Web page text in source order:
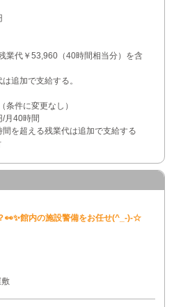
業代￥53,960（40時間相当分）を含
追加で支給する。
件に変更なし）
月40時間
を超える残業代は追加で支給する
👀✨館内の施設警備をお任せ(^_-)-☆